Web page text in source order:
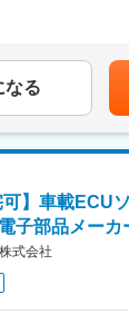
会社の定める業務
Android、Linux、
など最新技術を実
変革期に新たな価
た製品をユーザーに
金はあくまでも目
があります。月給(
なる
可】車載ECU
子部品メーカ
式会社